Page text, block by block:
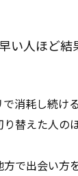
い人ほど結
消耗し続け
替えた人の
で出会い方